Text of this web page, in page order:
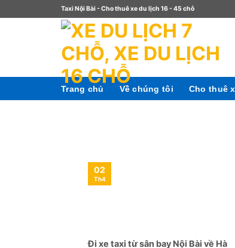
Taxi Nội Bài - Cho thuê xe du lịch 16 - 45 chỗ
Trang chủ Về chúng tôi Cho thuê
Đi xe taxi từ sân bay Nội Bài về Hà
02
Th4